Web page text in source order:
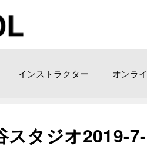
インストラクター オンラ
スタジオ2019-7-